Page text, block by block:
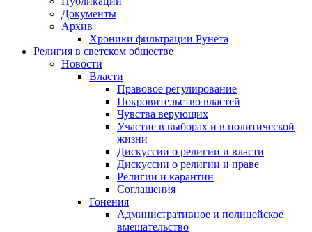
Документы
Архив
Хроники фильтрации Рунета
Религия в светском обществе
Новости
Власти
Правовое регулирование
Покровительство властей
Чувства верующих
Участие в выборах и в политической
жизни
Дискуссии о религии и власти
Дискуссии о религии и праве
Религии и карантин
Соглашения
Гонения
Административное и полицейское
вмешательство